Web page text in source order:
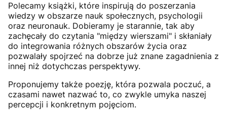
Polecamy książki, które inspirują do poszerzania
wiedzy w obszarze nauk społecznych, psychologii
oraz neuronauk. Dobieramy je starannie, tak aby
zachęcały do czytania "między wierszami" i skłaniały
do integrowania różnych obszarów życia oraz
pozwalały spojrzeć na dobrze już znane zagadnienia z
innej niż dotychczas perspektywy.
Proponujemy także poezję, która pozwala poczuć, a
czasami nawet nazwać to, co zwykle umyka naszej
percepcji i konkretnym pojęciom.